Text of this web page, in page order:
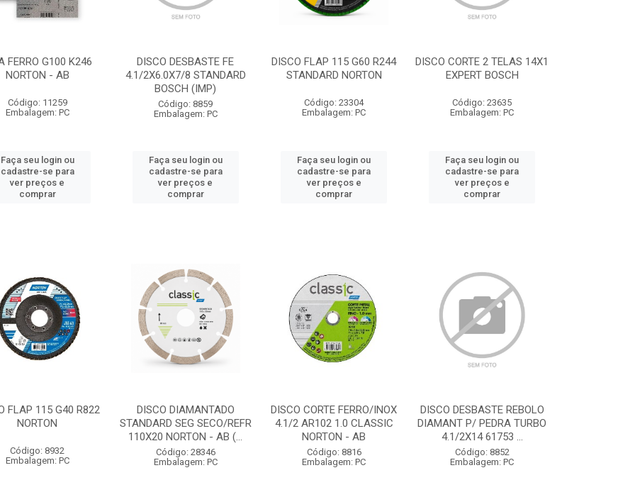
FERRO G100 K246
NORTON - AB
Código: 11259
Embalagem: PC
Faça seu login ou
cadastre-se para
ver preços e
comprar
DISCO DESBASTE FE
4.1/2X6.0X7/8 STANDARD
BOSCH (IMP)
Código: 8859
Embalagem: PC
Faça seu login ou
cadastre-se para
ver preços e
comprar
DISCO FLAP 115 G60 R244
STANDARD NORTON
Código: 23304
Embalagem: PC
Faça seu login ou
cadastre-se para
ver preços e
comprar
DISCO CORTE 2 TELAS 14X1
EXPERT BOSCH
Código: 23635
Embalagem: PC
Faça seu login ou
cadastre-se para
ver preços e
comprar
FLAP 115 G40 R822
NORTON
Código: 8932
Embalagem: PC
DISCO DIAMANTADO
STANDARD SEG SECO/REFR
110X20 NORTON - AB (...
Código: 28346
Embalagem: PC
DISCO CORTE FERRO/INOX
4.1/2 AR102 1.0 CLASSIC
NORTON - AB
Código: 8816
Embalagem: PC
DISCO DESBASTE REBOLO
DIAMANT P/ PEDRA TURBO
4.1/2X14 61753 ...
Código: 8852
Embalagem: PC